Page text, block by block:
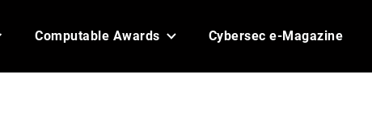
Computable Awards Cybersec e-Magazine